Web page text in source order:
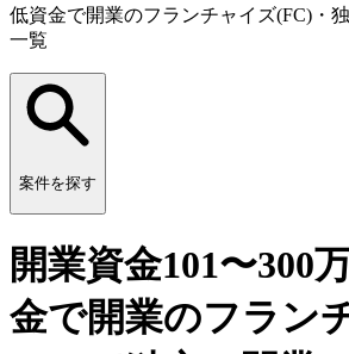
低資金で開業のフランチャイズ(FC)・
一覧
案件を探す
開業資金101〜300
金で開業のフラン